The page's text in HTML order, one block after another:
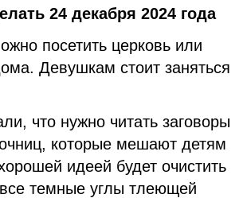
24 декабря 2024 года
посетить церковь или
Девушкам стоит заняться
что нужно читать заговоры
которые мешают детям
идеей будет очистить
темные углы тлеющей